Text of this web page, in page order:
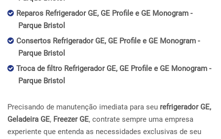
Reparos Refrigerador GE, GE Profile e GE Monogram -
Parque Bristol
Consertos Refrigerador GE, GE Profile e GE Monogram -
Parque Bristol
Troca de filtro Refrigerador GE, GE Profile e GE Monogram -
Parque Bristol
Precisando de manutenção imediata para seu refrigerador GE,
Geladeira GE, Freezer GE, contrate sempre uma empresa
experiente que entenda as necessidades exclusivas de seu